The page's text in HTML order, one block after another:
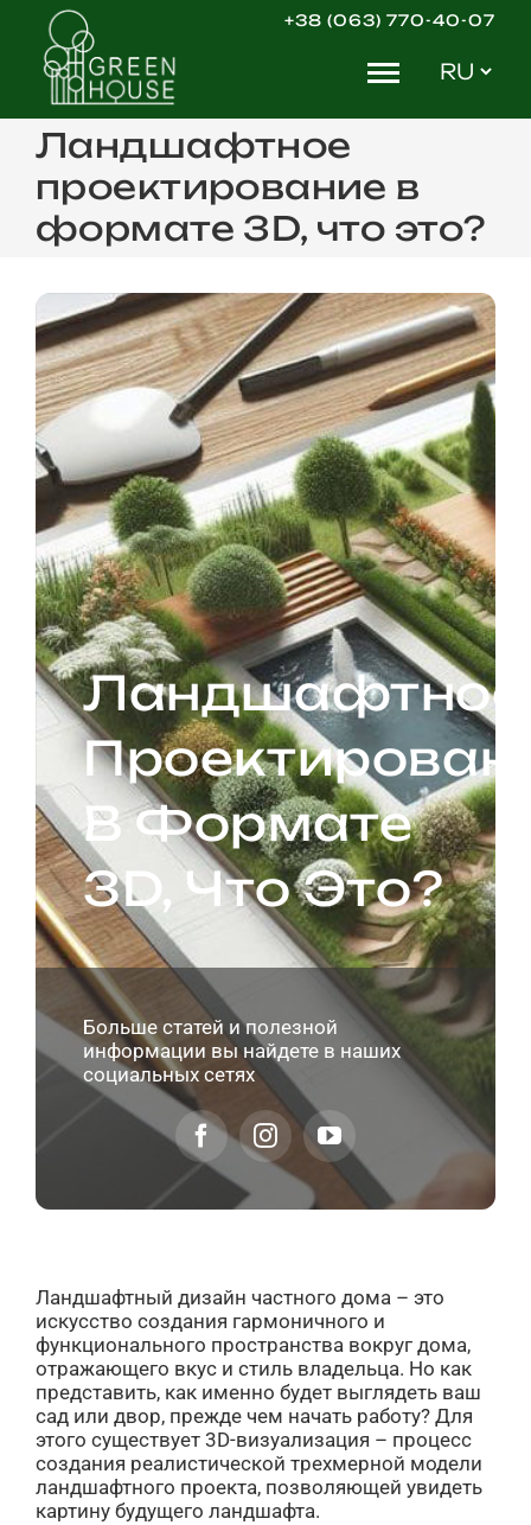
content
+38 (063) 770-40-07
язык
Ландшафтное
проектирование в
формате 3D, что это?
Ландшафтное
В Формате
3D, Что Это?
Больше статей и полезной
информации вы найдете в наших
социальных сетях
Ландшафтный дизайн частного дома – это
искусство создания гармоничного и
функционального пространства вокруг дома,
отражающего вкус и стиль владельца. Но как
представить, как именно будет выглядеть ваш
сад или двор, прежде чем начать работу? Для
этого существует 3D-визуализация – процесс
создания реалистической трехмерной модели
ландшафтного проекта, позволяющей увидеть
картину будущего ландшафта.